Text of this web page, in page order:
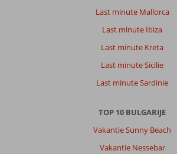
Last minute Mallorca
Last minute Ibiza
Last minute Kreta
Last minute Sicilie
Last minute Sardinie
TOP 10 BULGARIJE
Vakantie Sunny Beach
Vakantie Nessebar